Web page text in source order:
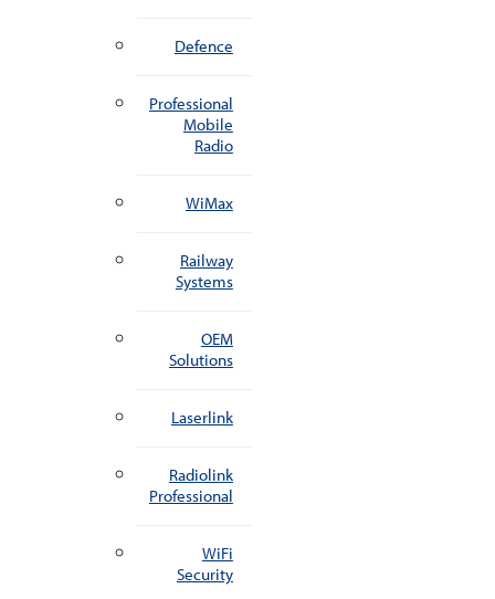
Defence
Professional
Mobile
Radio
WiMax
Railway
Systems
OEM
Solutions
Laserlink
Radiolink
Professional
WiFi
Security